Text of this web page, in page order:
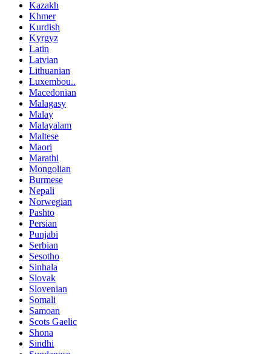
Kazakh
Khmer
Kurdish
Kyrgyz
Latin
Latvian
Lithuanian
Luxembou..
Macedonian
Malagasy
Malay
Malayalam
Maltese
Maori
Marathi
Mongolian
Burmese
Nepali
Norwegian
Pashto
Persian
Punjabi
Serbian
Sesotho
Sinhala
Slovak
Slovenian
Somali
Samoan
Scots Gaelic
Shona
Sindhi